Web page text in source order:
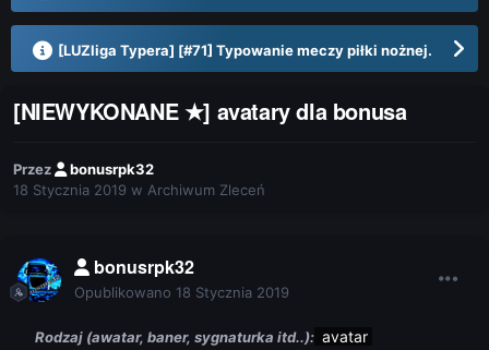
[LUZliga Typera] [#71] Typowanie meczy piłki nożnej.
[NIEWYKONANE ★] avatary dla bonusa
Przez
bonusrpk32
18 Stycznia 2019 w Archiwum Zleceń
bonusrpk32
Opublikowano 18 Stycznia 2019
Rodzaj (awatar, baner, sygnaturka itd..): avatar